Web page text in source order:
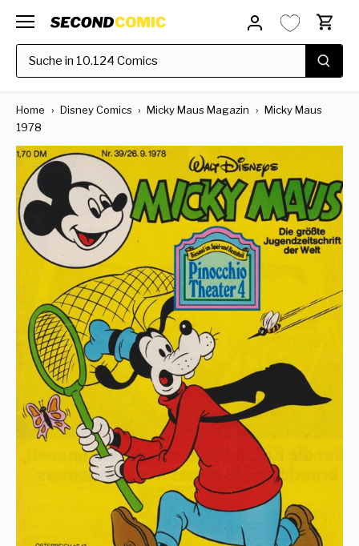
zum
Inhalt
Home › Disney Comics › Micky Maus Magazin › Micky Maus
1978